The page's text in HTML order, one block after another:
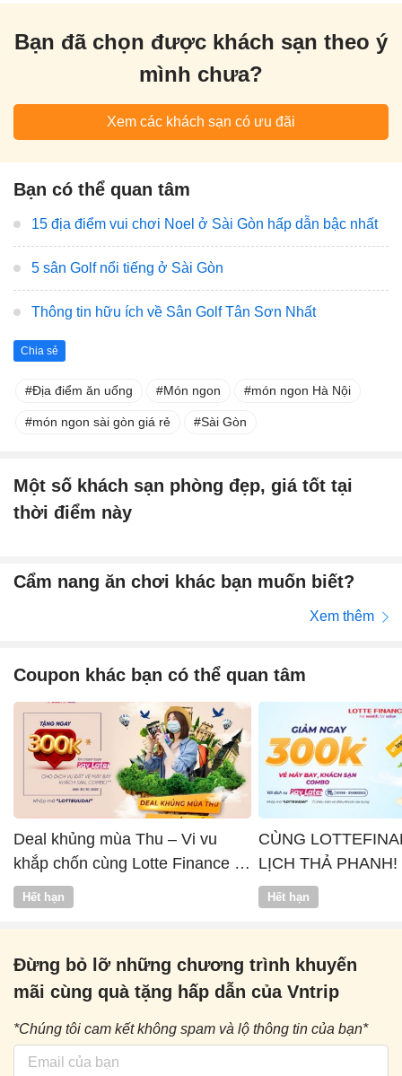
Bạn đã chọn được khách sạn theo ý
mình chưa?
Xem các khách sạn có ưu đãi
Bạn có thể quan tâm
15 địa điểm vui chơi Noel ở Sài Gòn hấp dẫn bậc nhất
5 sân Golf nổi tiếng ở Sài Gòn
Thông tin hữu ích về Sân Golf Tân Sơn Nhất
Chia sẻ
Địa điểm ăn uống Món ngon món ngon Hà Nội
món ngon sài gòn giá rẻ Sài Gòn
Một số khách sạn phòng đẹp, giá tốt tại
thời điểm này
Cẩm nang ăn chơi khác bạn muốn biết?
Xem thêm
Coupon khác bạn có thể quan tâm
Deal khủng mùa Thu – Vi vu
khắp chốn cùng Lotte Finance x
Vntrip
Hết hạn
CÙNG
LỊCH THẢ PHANH!
Hết hạn
Đừng bỏ lỡ những chương trình khuyến
mãi cùng quà tặng hấp dẫn của Vntrip
*Chúng tôi cam kết không spam và lộ thông tin của bạn*